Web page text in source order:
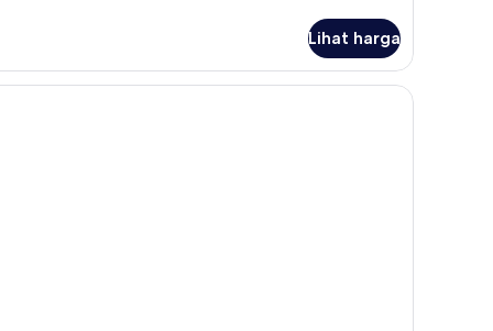
Lihat harga
minibar, brankas, dan meja kerja